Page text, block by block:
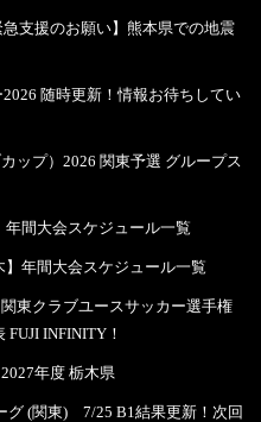
支援のお願い】熊本県での地震
随時更新！情報お待ちしてい
ップ）2026 関東予選 グループス
間大会スケジュール一覧
年間大会スケジュール一覧
東クラブユースサッカー選手権
INFINITY！
年度 栃木県
グ (関東) 7/25 B1結果更新！次回